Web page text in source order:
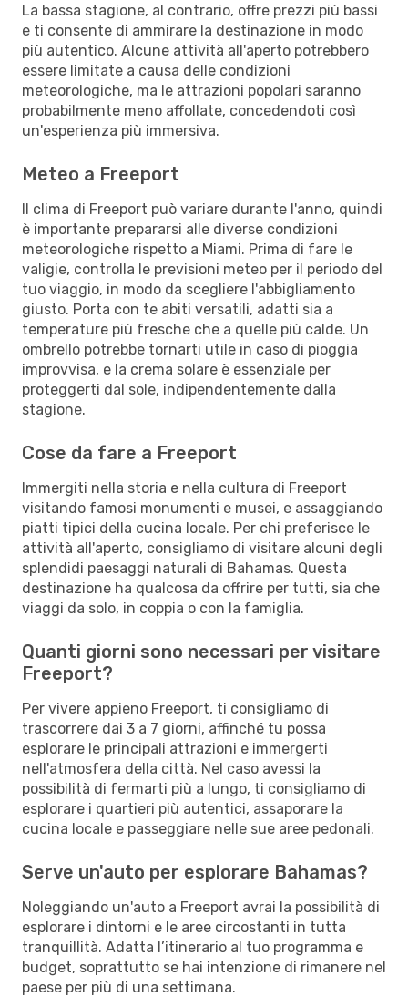
La bassa stagione, al contrario, offre prezzi più bassi
e ti consente di ammirare la destinazione in modo
più autentico. Alcune attività all'aperto potrebbero
essere limitate a causa delle condizioni
meteorologiche, ma le attrazioni popolari saranno
probabilmente meno affollate, concedendoti così
un'esperienza più immersiva.
Meteo a Freeport
Il clima di Freeport può variare durante l'anno, quindi
è importante prepararsi alle diverse condizioni
meteorologiche rispetto a Miami. Prima di fare le
valigie, controlla le previsioni meteo per il periodo del
tuo viaggio, in modo da scegliere l'abbigliamento
giusto. Porta con te abiti versatili, adatti sia a
temperature più fresche che a quelle più calde. Un
ombrello potrebbe tornarti utile in caso di pioggia
improvvisa, e la crema solare è essenziale per
proteggerti dal sole, indipendentemente dalla
stagione.
Cose da fare a Freeport
Immergiti nella storia e nella cultura di Freeport
visitando famosi monumenti e musei, e assaggiando
piatti tipici della cucina locale. Per chi preferisce le
attività all'aperto, consigliamo di visitare alcuni degli
splendidi paesaggi naturali di Bahamas. Questa
destinazione ha qualcosa da offrire per tutti, sia che
viaggi da solo, in coppia o con la famiglia.
Quanti giorni sono necessari per visitare
Freeport?
Per vivere appieno Freeport, ti consigliamo di
trascorrere dai 3 a 7 giorni, affinché tu possa
esplorare le principali attrazioni e immergerti
nell'atmosfera della città. Nel caso avessi la
possibilità di fermarti più a lungo, ti consigliamo di
esplorare i quartieri più autentici, assaporare la
cucina locale e passeggiare nelle sue aree pedonali.
Serve un'auto per esplorare Bahamas?
Noleggiando un'auto a Freeport avrai la possibilità di
esplorare i dintorni e le aree circostanti in tutta
tranquillità. Adatta l’itinerario al tuo programma e
budget, soprattutto se hai intenzione di rimanere nel
paese per più di una settimana.